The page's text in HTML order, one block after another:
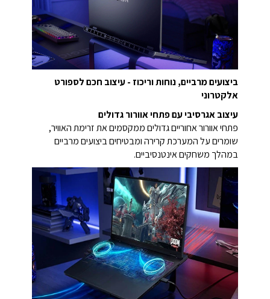
ביצועים מרביים, נוחות וריכוז - עיצוב חכם לספורט
אלקטרוני
עיצוב אגרסיבי עם פתחי אוורור גדולים
פתחי אוורור אחוריים גדולים ממקסמים את זרימת האוויר,
שומרים על המערכת קרירה ומבטיחים ביצועים מרביים
במהלך משחקים אינטנסיביים.